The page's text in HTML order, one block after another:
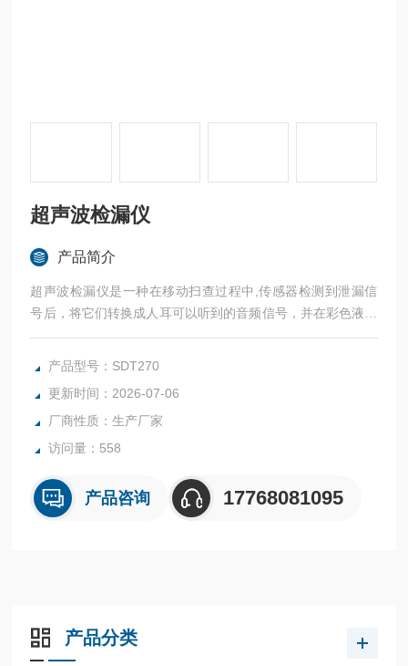
超声波检漏仪
产品简介
超声波检漏仪是一种在移动扫查过程中,传感器检测到泄漏信
号后，将它们转换成人耳可以听到的音频信号，并在彩色液晶
大屏幕上同时显示出来。其在真空设备上的应用，使在线检漏
的成为现实，随时都可以进行检漏,检漏工作变得更容易更高
产品型号：SDT270
更新时间：2026-07-06
厂商性质：生产厂家
访问量：558
产品咨询 17768081095
产品分类